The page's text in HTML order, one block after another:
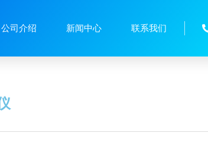
公司介绍 新闻中心 联系我们